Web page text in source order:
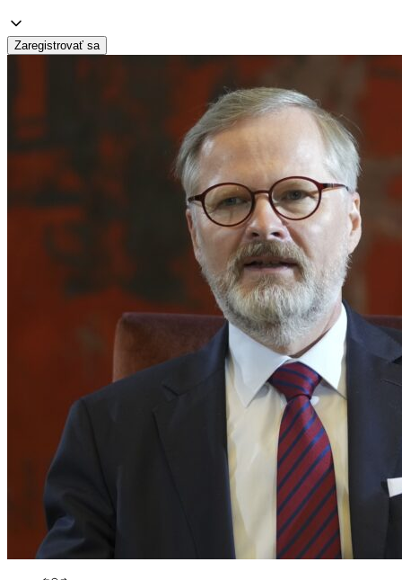
Zaregistrovať sa